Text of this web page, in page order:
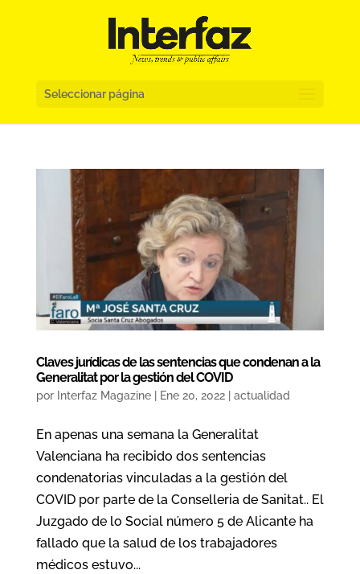
Seleccionar página
Claves jurídicas de las sentencias que condenan a la
Generalitat por la gestión del COVID
por Interfaz Magazine| Ene 20, 2022| actualidad
En apenas una semana la Generalitat
Valenciana ha recibido dos sentencias
condenatorias vinculadas a la gestión del
COVID por parte de la Conselleria de Sanitat.. El
Juzgado de lo Social número 5 de Alicante ha
fallado que la salud de los trabajadores
médicos estuvo...